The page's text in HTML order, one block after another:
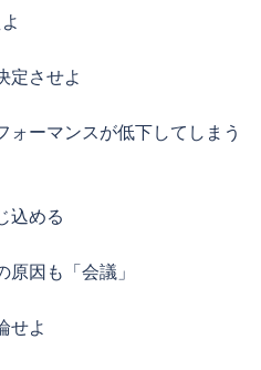
定させよ
ーマンスが低下してしまう
込める
因も「会議」
せよ